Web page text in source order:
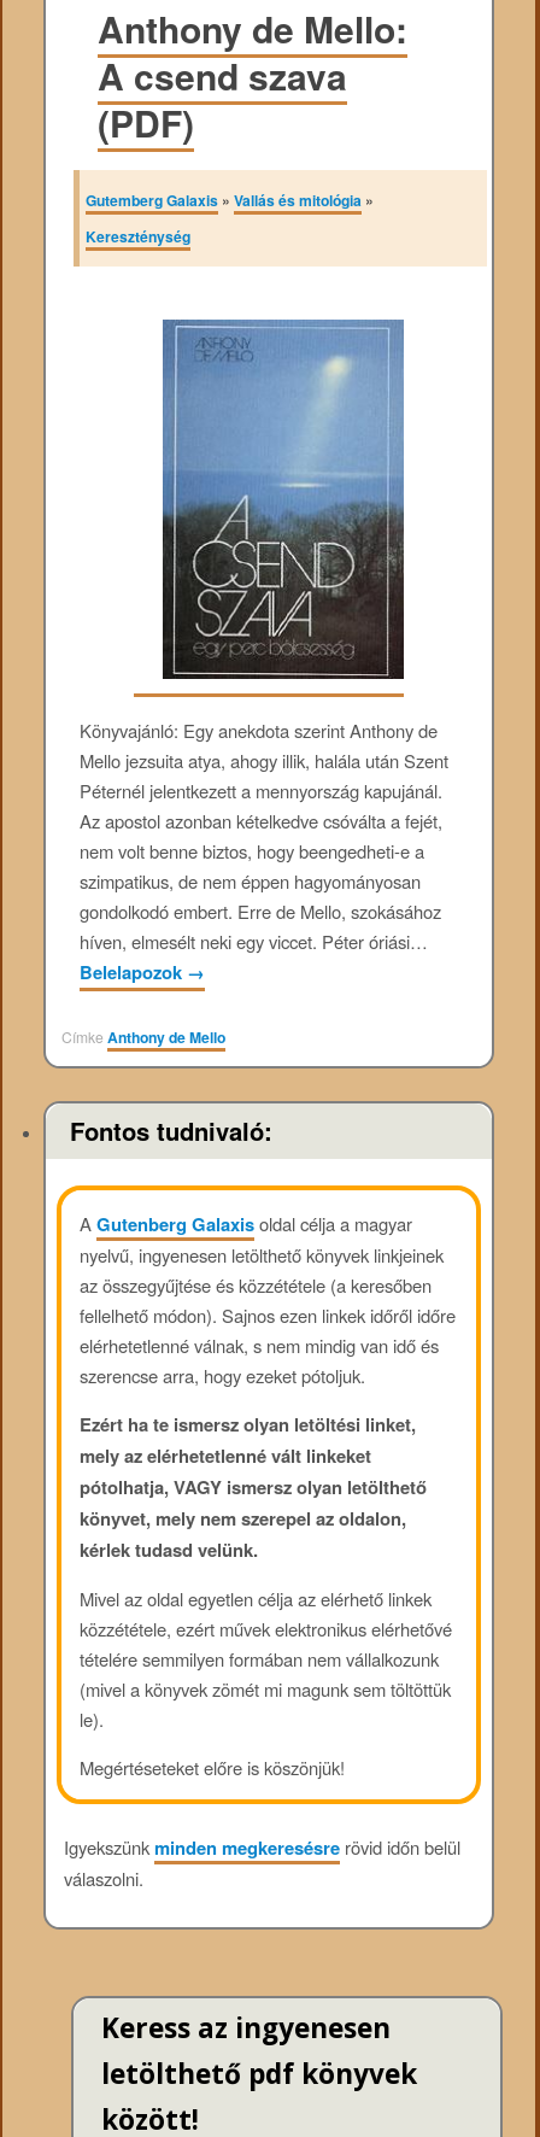
Anthony de Mello:
A csend szava
(PDF)
Gutemberg Galaxis »Vallás és mitológia »
Kereszténység
Könyvajánló: Egy anekdota szerint Anthony de
Mello jezsuita atya, ahogy illik, halála után Szent
Péternél jelentkezett a mennyország kapujánál.
Az apostol azonban kételkedve csóválta a fejét,
nem volt benne biztos, hogy beengedheti-e a
szimpatikus, de nem éppen hagyományosan
gondolkodó embert. Erre de Mello, szokásához
híven, elmesélt neki egy viccet. Péter óriási…
Belelapozok →
CímkeAnthony de Mello
Fontos tudnivaló:
AGutenberg Galaxisoldal célja a magyar
nyelvű, ingyenesen letölthető könyvek linkjeinek
az összegyűjtése és közzététele (a keresőben
fellelhető módon). Sajnos ezen linkek időről időre
elérhetetlenné válnak, s nem mindig van idő és
szerencse arra, hogy ezeket pótoljuk.
Ezért ha te ismersz olyan letöltési linket,
mely az elérhetetlenné vált linkeket
pótolhatja, VAGY ismersz olyan letölthető
könyvet, mely nem szerepel az oldalon,
kérlek tudasd velünk.
Mivel az oldal egyetlen célja az elérhető linkek
közzététele, ezért művek elektronikus elérhetővé
tételére semmilyen formában nem vállalkozunk
(mivel a könyvek zömét mi magunk sem töltöttük
le).
Megértéseteket előre is köszönjük!
Igyekszünkminden megkeresésrerövid időn belül
válaszolni.
Keress az ingyenesen
letölthető pdf könyvek
között!